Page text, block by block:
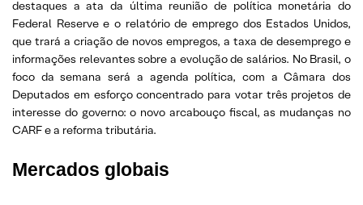
destaques a ata da última reunião de política monetária do
Federal Reserve e o relatório de emprego dos Estados Unidos,
que trará a criação de novos empregos, a taxa de desemprego e
informações relevantes sobre a evolução de salários. No Brasil, o
foco da semana será a agenda política, com a Câmara dos
Deputados em esforço concentrado para votar três projetos de
interesse do governo: o novo arcabouço fiscal, as mudanças no
CARF e a reforma tributária.
Mercados globais